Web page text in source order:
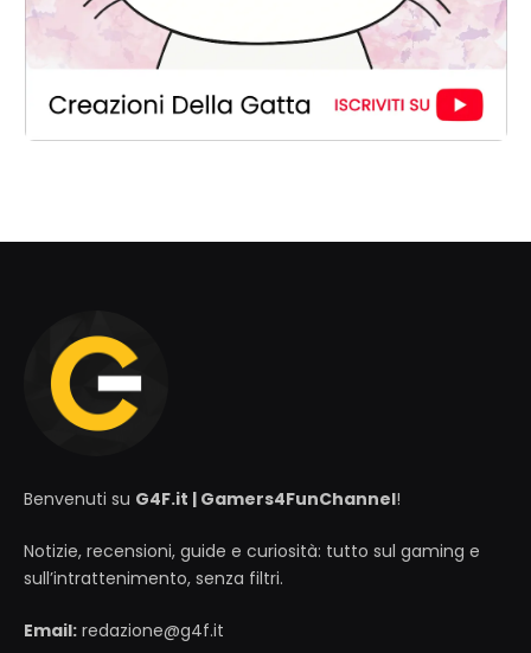
Benvenuti su G4F.it | Gamers4FunChannel!
Notizie, recensioni, guide e curiosità: tutto sul gaming e
sull’intrattenimento, senza filtri.
Email: redazione@g4f.it